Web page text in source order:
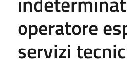
operatore
servizi